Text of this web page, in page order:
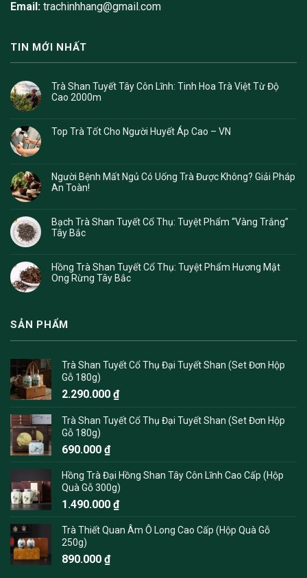
Email: trachinhhang@gmail.com
TIN MỚI NHẤT
Trà Shan Tuyết Tây Côn Lĩnh: Tinh Hoa Trà Việt Từ Độ
Cao 2000m
Top Trà Tốt Cho Người Huyết Áp Cao – VN
Người Bệnh Mất Ngủ Có Uống Trà Được Không? Giải Pháp
An Toàn!
Bạch Trà Shan Tuyết Cổ Thụ: Tuyệt Phẩm “Vàng Trắng”
Tây Bắc
Hồng Trà Shan Tuyết Cổ Thụ: Tuyệt Phẩm Hương Mật
Ong Rừng Tây Bắc
SẢN PHẨM
Trà Shan Tuyết Cổ Thụ Đại Tuyết Shan (Set Đơn Hộp
Gỗ 180g)
2.290.000 ₫
Trà Shan Tuyết Cổ Thụ Đại Tuyết Shan (Set Đơn Hộp
Gỗ 180g)
690.000 ₫
Hồng Trà Đại Hồng Shan Tây Côn Lĩnh Cao Cấp (Hộp
Quà Gỗ 300g)
1.490.000 ₫
Trà Thiết Quan Âm Ô Long Cao Cấp (Hộp Quà Gỗ
250g)
890.000 ₫